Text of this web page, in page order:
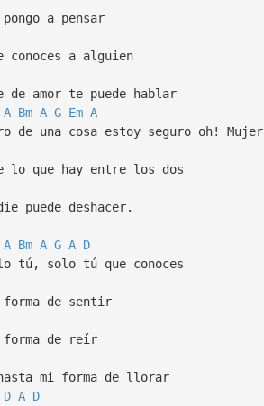
pongo a pensar
conoces a alguien
de amor te puede hablar
A Bm A G Em A
de una cosa estoy seguro oh! Mujer
lo que hay entre los dos
puede deshacer.
A Bm A G A D
tú, solo tú que conoces
forma de sentir
forma de reír
mi forma de llorar
D A D